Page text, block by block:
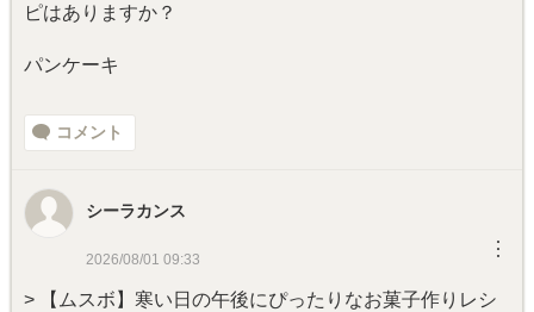
ピはありますか？
パンケーキ
コメント
シーラカンス
2026/08/01 09:33 ︙
> 【ムスボ】寒い日の午後にぴったりなお菓子作りレシ